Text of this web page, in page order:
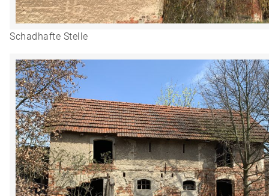
Schadhafte Stelle